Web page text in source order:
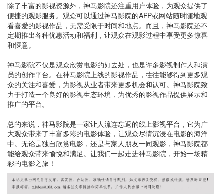
除了丰富的影视资源外，神马影院还注重用户体验，为观众提供了
便捷的观影服务。观众可以通过神马影院的APP或网站随时随地观
看喜爱的影视作品，无需受限于时间和地点。而且，神马影院还不
定期推出各种优惠活动和福利，让观众在观影过程中享受更多惊喜
和惬意。
神马影院不仅是观众欣赏电影的好去处，也是许多影视制作人和演
员的创作平台。在神马影院上线的影视作品，往往能够得到更多观
众的关注和喜爱，为影视从业者带来更多机会和认可。神马影院致
力于打造一个良好的影视生态环境，为优秀的影视作品提供展示和
推广的平台。
总的来说，神马影院是一家让人流连忘返的线上影视平台，它为广
大观众带来了丰富多彩的电影体验，让观众尽情沉浸在电影的海洋
中。无论是独自欣赏电影，还是与家人朋友一同观影，神马影院都
能给观众带来愉悦和满足。让我们一起走进神马影院，开始一场精
彩的电影之旅！